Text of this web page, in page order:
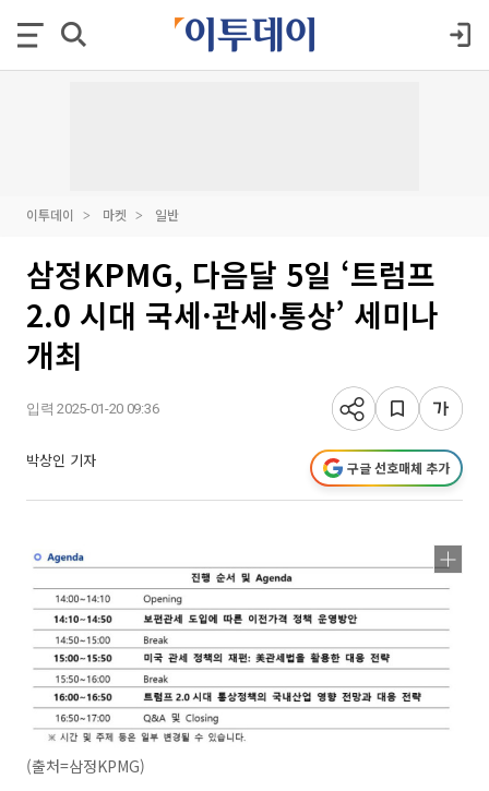
이투데이 마켓 일반
삼정KPMG, 다음달 5일 ‘트럼프
2.0 시대 국세·관세·통상’ 세미나
개최
입력 2025-01-20 09:36
박상인 기자 구글 선호매체 추가
(출처=삼정KPMG)